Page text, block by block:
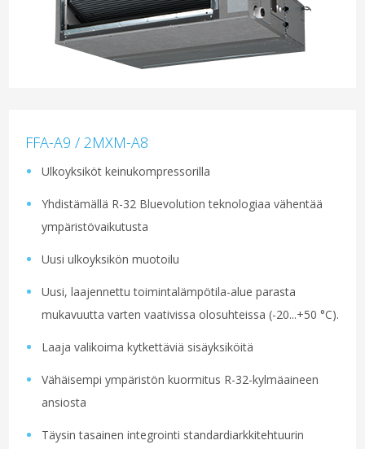
FFA-A9 / 2MXM-A8
Ulkoyksiköt keinukompressorilla
Yhdistämällä R-32 Bluevolution teknologiaa vähentää
ympäristövaikutusta
Uusi ulkoyksikön muotoilu
Uusi, laajennettu toimintalämpötila-alue parasta
mukavuutta varten vaativissa olosuhteissa (-20...+50 °C).
Laaja valikoima kytkettäviä sisäyksiköitä
Vähäisempi ympäristön kuormitus R-32-kylmäaineen
ansiosta
Täysin tasainen integrointi standardiarkkitehtuurin